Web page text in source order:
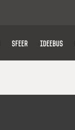
SFEER IDEEBUS